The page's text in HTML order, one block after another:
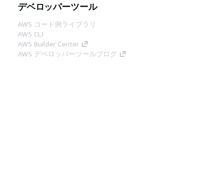
デベロッパーツール
AWS コード例ライブラリ
AWS CLI
AWS Builder Center
AWS デベロッパーツールブログ